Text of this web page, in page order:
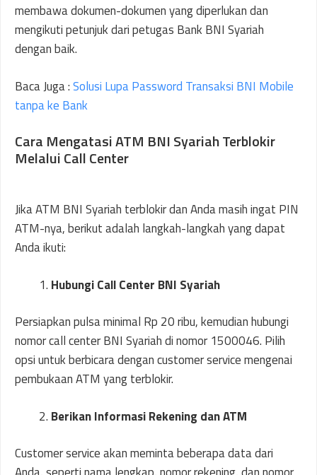
membawa dokumen-dokumen yang diperlukan dan
mengikuti petunjuk dari petugas Bank BNI Syariah
dengan baik.
Baca Juga :Solusi Lupa Password Transaksi BNI Mobile
tanpa ke Bank
Cara Mengatasi ATM BNI Syariah Terblokir
Melalui Call Center
Jika ATM BNI Syariah terblokir dan Anda masih ingat PIN
ATM-nya, berikut adalah langkah-langkah yang dapat
Anda ikuti:
Hubungi Call Center BNI Syariah
Persiapkan pulsa minimal Rp 20 ribu, kemudian hubungi
nomor call center BNI Syariah di nomor 1500046. Pilih
opsi untuk berbicara dengan customer service mengenai
pembukaan ATM yang terblokir.
Berikan Informasi Rekening dan ATM
Customer service akan meminta beberapa data dari